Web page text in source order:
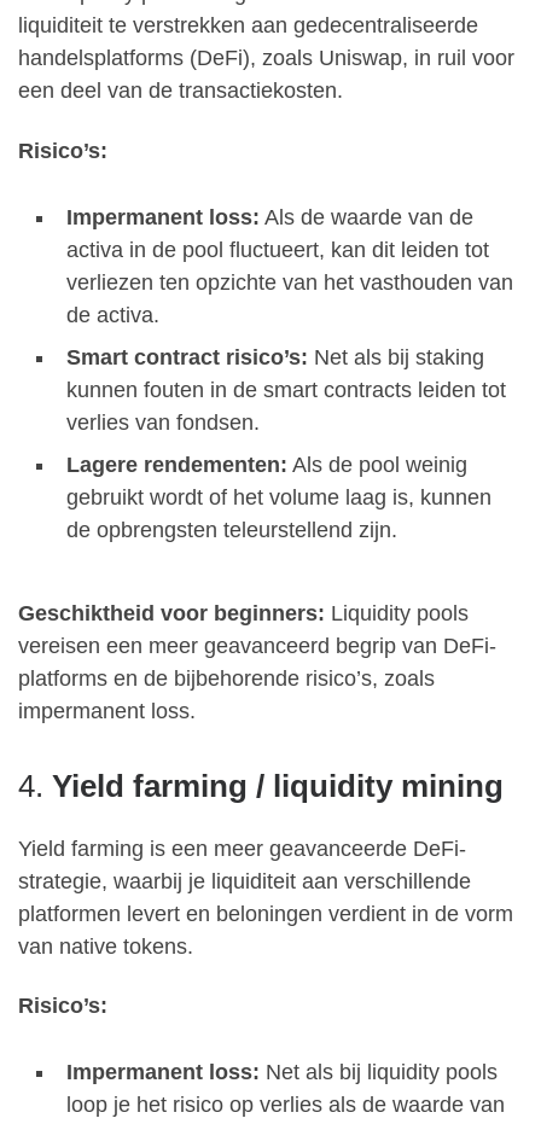
liquiditeit te verstrekken aan gedecentraliseerde
handelsplatforms (DeFi), zoals Uniswap, in ruil voor
een deel van de transactiekosten.
Risico’s:
Impermanent loss: Als de waarde van de
activa in de pool fluctueert, kan dit leiden tot
verliezen ten opzichte van het vasthouden van
de activa.
Smart contract risico’s: Net als bij staking
kunnen fouten in de smart contracts leiden tot
verlies van fondsen.
Lagere rendementen: Als de pool weinig
gebruikt wordt of het volume laag is, kunnen
de opbrengsten teleurstellend zijn.
Geschiktheid voor beginners: Liquidity pools
vereisen een meer geavanceerd begrip van DeFi-
platforms en de bijbehorende risico’s, zoals
impermanent loss.
4. Yield farming / liquidity mining
Yield farming is een meer geavanceerde DeFi-
strategie, waarbij je liquiditeit aan verschillende
platformen levert en beloningen verdient in de vorm
van native tokens.
Risico’s:
Impermanent loss: Net als bij liquidity pools
loop je het risico op verlies als de waarde van